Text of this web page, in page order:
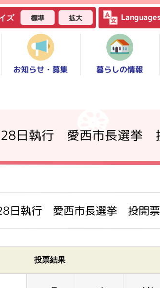
ズ 標準 拡大
お知らせ・募集 暮らしの情報
日執行 愛西市長選挙
日執行 愛西市長選挙 投開
投票結果